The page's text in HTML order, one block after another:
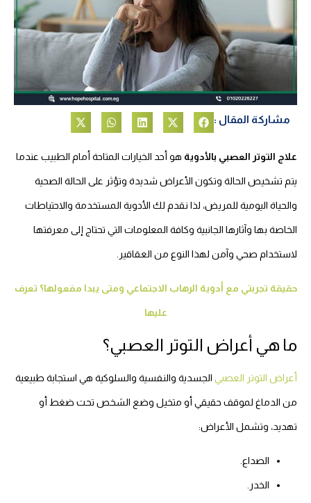
مشاركة المقال :
علاج التوتر العصبي بالأدوية هو أحد الخيارات المتاحة أمام الطبيب عندما
يتم تشخيص الحالة وتكون الأعراض شديدة وتؤثر على الحالة الصحية
والحياة اليومية للمريض، لذا نقدم لك الأدوية المستخدمة والاحتياطات
الخاصة بها وآثارها الجانبية وكافة المعلومات التي تحتاج إلى معرفتها
لاستخدام صحي وآمن لهذا النوع من العقاقير.
حقيقة تجربتي مع أدوية الرهاب الاجتماعي ومتى يبدا مفعولها؟ تعرف
عليها
ما هي أعراض التوتر العصبي؟
أعراض التوتر العصبي الجسدية والنفسية والسلوكية هي استجابة طبيعية
من الدماغ لموقف حقيقي أو متخيل وضع الشخص تحت ضغط أو
تهديد، وتشمل الأعراض:
الصداع.
الخدر.